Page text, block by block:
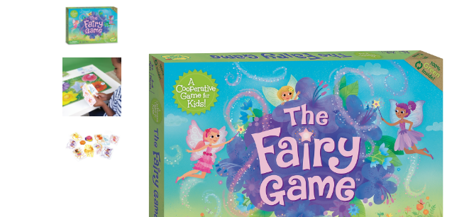
Protectie colturi mobila copii
Sigurante pentru sertare si usi
Sigurante geamuri si usi glisante
Kituri de siguranta pentru copii si
Protectii casa
Protectii utile
Poarta siguranta copii
Deflectoare pentru aer conditionat